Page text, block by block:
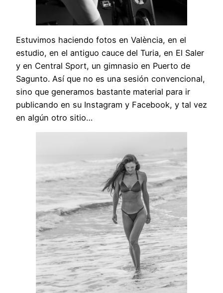
Estuvimos haciendo fotos en València, en el
estudio, en el antiguo cauce del Turia, en El Saler
y en Central Sport, un gimnasio en Puerto de
Sagunto. Así que no es una sesión convencional,
sino que generamos bastante material para ir
publicando en su Instagram y Facebook, y tal vez
en algún otro sitio…